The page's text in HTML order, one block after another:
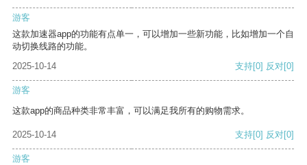
游客
这款加速器app的功能有点单一，可以增加一些新功能，比如增加一个自
动切换线路的功能。
2025-10-14
支持[0] 反对[0]
游客
这款app的商品种类非常丰富，可以满足我所有的购物需求。
2025-10-14 支持[0] 反对[0]
游客